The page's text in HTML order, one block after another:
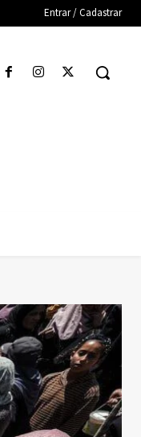
Entrar / Cadastrar